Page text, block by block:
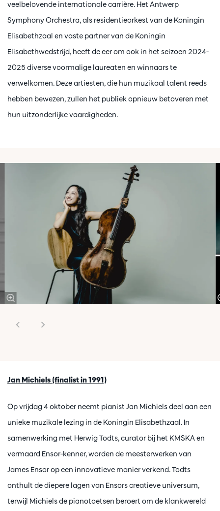
veelbelovende internationale carrière. Het Antwerp
Symphony Orchestra, als residentieorkest van de Koningin
Elisabethzaal en vaste partner van de Koningin
Elisabethwedstrijd, heeft de eer om ook in het seizoen 2024-
2025 diverse voormalige laureaten en winnaars te
verwelkomen. Deze artiesten, die hun muzikaal talent reeds
hebben bewezen, zullen het publiek opnieuw betoveren met
hun uitzonderlijke vaardigheden.
Jan Michiels (finalist in 1991)
Op vrijdag 4 oktober neemt pianist Jan Michiels deel aan een
unieke muzikale lezing in de Koningin Elisabethzaal. In
samenwerking met Herwig Todts, curator bij het KMSKA en
vermaard Ensor-kenner, worden de meesterwerken van
James Ensor op een innovatieve manier verkend. Todts
onthult de diepere lagen van Ensors creatieve universum,
terwijl Michiels de pianotoetsen beroert om de klankwereld